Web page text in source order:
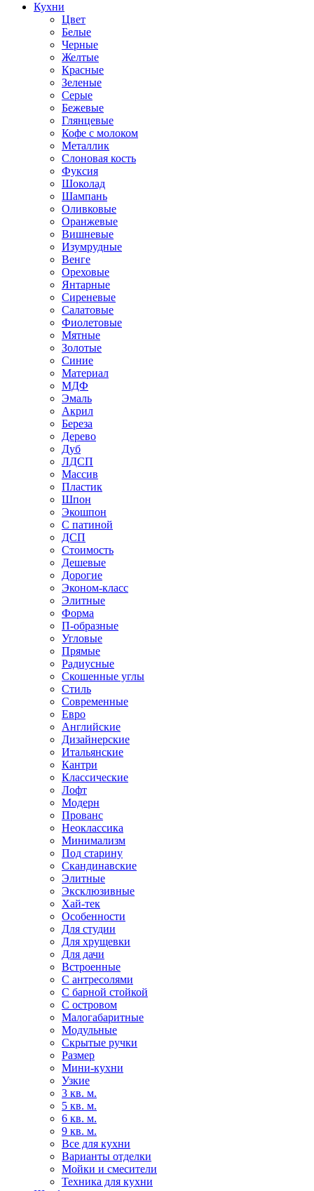
Кухни
Цвет
Белые
Черные
Желтые
Красные
Зеленые
Серые
Бежевые
Глянцевые
Кофе с молоком
Металлик
Слоновая кость
Фуксия
Шоколад
Шампань
Оливковые
Оранжевые
Вишневые
Изумрудные
Венге
Ореховые
Янтарные
Сиреневые
Салатовые
Фиолетовые
Мятные
Золотые
Синие
Материал
МДФ
Эмаль
Акрил
Береза
Дерево
Дуб
ЛДСП
Массив
Пластик
Шпон
Экошпон
С патиной
ДСП
Стоимость
Дешевые
Дорогие
Эконом-класс
Элитные
Форма
П-образные
Угловые
Прямые
Радиусные
Скошенные углы
Стиль
Современные
Евро
Английские
Дизайнерские
Итальянские
Кантри
Классические
Лофт
Модерн
Прованс
Неоклассика
Минимализм
Под старину
Скандинавские
Элитные
Эксклюзивные
Хай-тек
Особенности
Для студии
Для хрущевки
Для дачи
Встроенные
С антресолями
С барной стойкой
С островом
Малогабаритные
Модульные
Скрытые ручки
Размер
Мини-кухни
Узкие
3 кв. м.
5 кв. м.
6 кв. м.
9 кв. м.
Все для кухни
Варианты отделки
Мойки и смесители
Техника для кухни